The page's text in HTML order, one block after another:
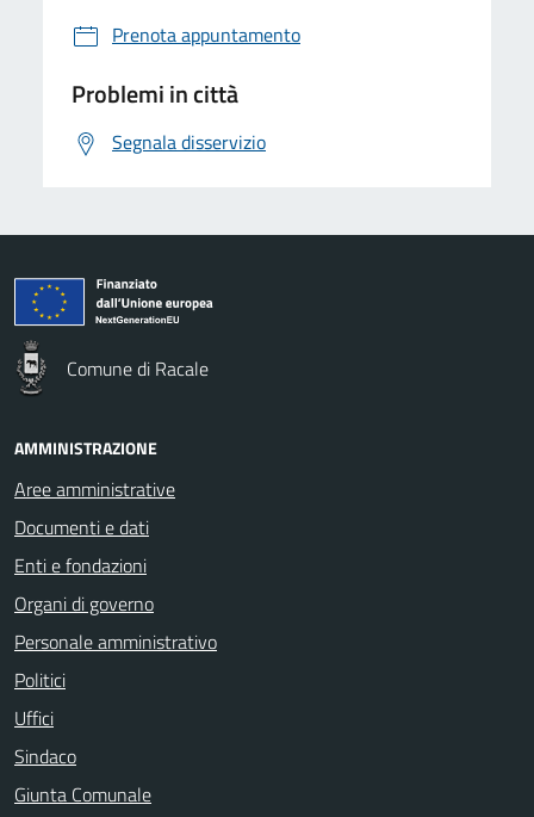
Prenota appuntamento
Problemi in città
Segnala disservizio
Comune di Racale
AMMINISTRAZIONE
Aree amministrative
Documenti e dati
Enti e fondazioni
Organi di governo
Personale amministrativo
Politici
Uffici
Sindaco
Giunta Comunale